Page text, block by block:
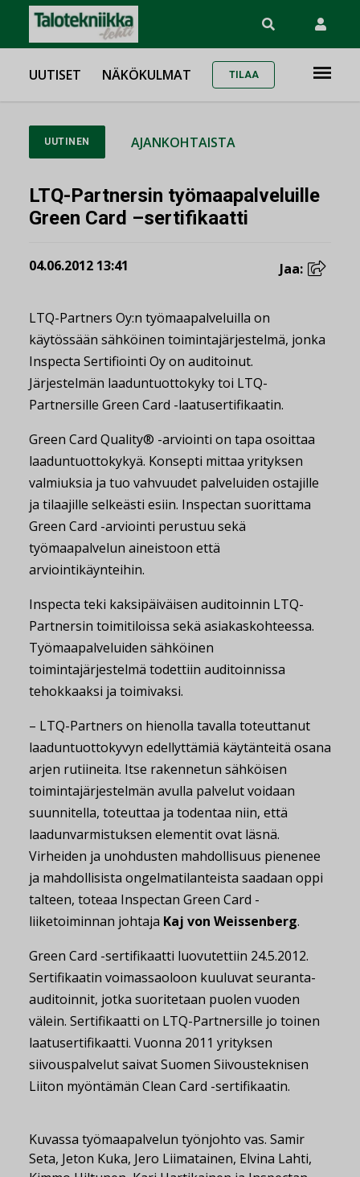
UUTISET NÄKÖKULMAT TILAA
UUTINEN AJANKOHTAISTA
LTQ-Partnersin työmaapalveluille
Green Card –sertifikaatti
04.06.2012 13:41 Jaa:
LTQ-Partners Oy:n työmaapalveluilla on
käytössään sähköinen toimintajärjestelmä, jonka
Inspecta Sertifiointi Oy on auditoinut.
Järjestelmän laaduntuottokyky toi LTQ-
Partnersille Green Card -laatusertifikaatin.
Green Card Quality® -arviointi on tapa osoittaa
laaduntuottokykyä. Konsepti mittaa yrityksen
valmiuksia ja tuo vahvuudet palveluiden ostajille
ja tilaajille selkeästi esiin. Inspectan suorittama
Green Card -arviointi perustuu sekä
työmaapalvelun aineistoon että
arviointikäynteihin.
Inspecta teki kaksipäiväisen auditoinnin LTQ-
Partnersin toimitiloissa sekä asiakaskohteessa.
Työmaapalveluiden sähköinen
toimintajärjestelmä todettiin auditoinnissa
tehokkaaksi ja toimivaksi.
– LTQ-Partners on hienolla tavalla toteuttanut
laaduntuottokyvyn edellyttämiä käytänteitä osana
arjen rutiineita. Itse rakennetun sähköisen
toimintajärjestelmän avulla palvelut voidaan
suunnitella, toteuttaa ja todentaa niin, että
laadunvarmistuksen elementit ovat läsnä.
Virheiden ja unohdusten mahdollisuus pienenee
ja mahdollisista ongelmatilanteista saadaan oppi
talteen, toteaa Inspectan Green Card -
liiketoiminnan johtaja Kaj von Weissenberg.
Green Card -sertifikaatti luovutettiin 24.5.2012.
Sertifikaatin voimassaoloon kuuluvat seuranta-
auditoinnit, jotka suoritetaan puolen vuoden
välein. Sertifikaatti on LTQ-Partnersille jo toinen
laatusertifikaatti. Vuonna 2011 yrityksen
siivouspalvelut saivat Suomen Siivousteknisen
Liiton myöntämän Clean Card -sertifikaatin.
Kuvassa työmaapalvelun työnjohto vas. Samir
Seta, Jeton Kuka, Jero Liimatainen, Elvina Lahti,